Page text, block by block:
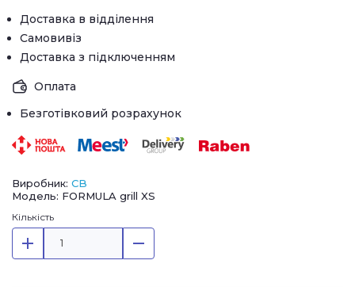
Доставка в відділення
Самовивіз
Доставка з підключенням
Оплата
Безготівковий розрахунок
Виробник: CB
Модель: FORMULA grill XS
Кількість